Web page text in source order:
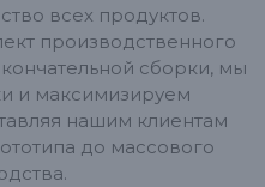
всех продуктов.
производственного
сборки, мы
и максимизируем
нашим клиентам
до массового